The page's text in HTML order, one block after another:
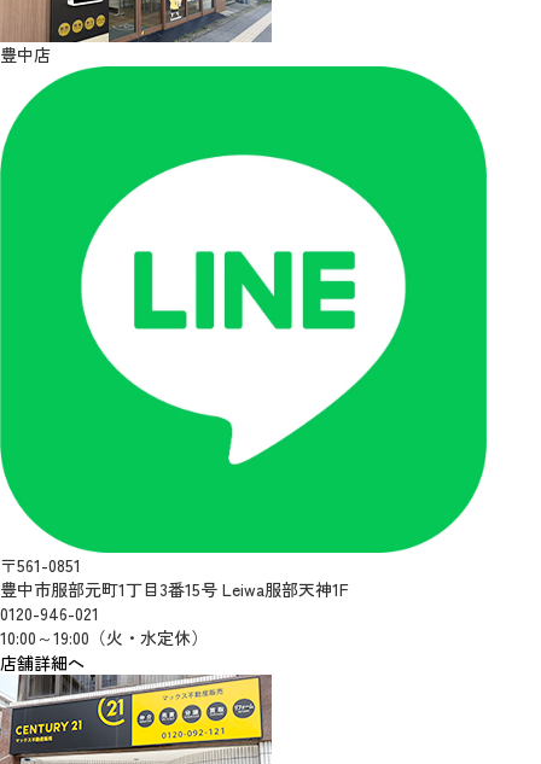
豊中店
〒561-0851
豊中市服部元町1丁目3番15号 Leiwa服部天神1F
0120-946-021
10:00～19:00（火・水定休）
店舗詳細へ